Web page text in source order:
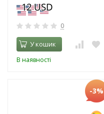
0
У кошик
В наявності
-3%